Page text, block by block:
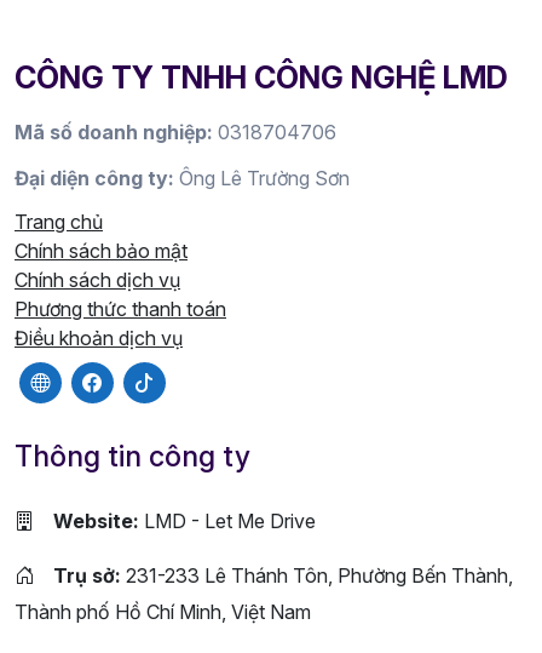
CÔNG TY TNHH CÔNG NGHỆ LMD
Mã số doanh nghiệp: 0318704706
Đại diện công ty: Ông Lê Trường Sơn
Trang chủ
Chính sách bảo mật
Chính sách dịch vụ
Phương thức thanh toán
Điều khoản dịch vụ
Thông tin công ty
Website: LMD - Let Me Drive
Trụ sở: 231-233 Lê Thánh Tôn, Phường Bến Thành,
Thành phố Hồ Chí Minh, Việt Nam